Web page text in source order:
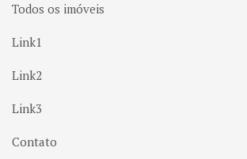
Todos os imóveis
Link1
Link2
Link3
Contato